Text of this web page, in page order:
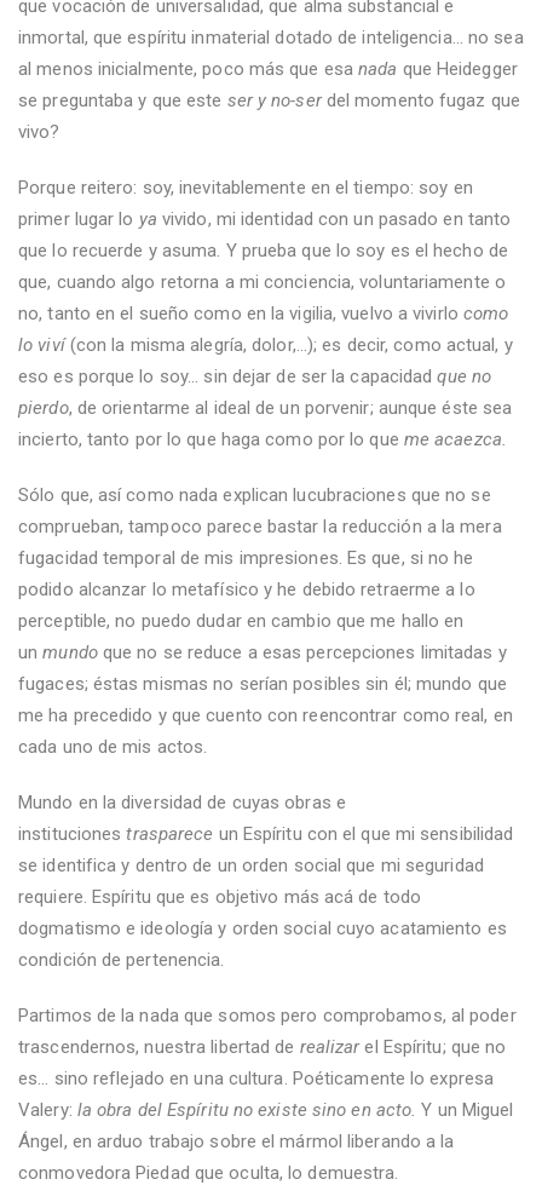
que vocación de universalidad, que alma substancial e
inmortal, que espíritu inmaterial dotado de inteligencia... no sea
al menos inicialmente, poco más que esanada que Heidegger
se preguntaba y que este ser y no-serdel momento fugaz que
vivo?
Porque reitero: soy, inevitablemente en el tiempo: soy en
primer lugar lo ya vivido, mi identidad con un pasado en tanto
que lo recuerde y asuma. Y prueba que lo soy es el hecho de
que, cuando algo retorna a mi conciencia, voluntariamente o
no, tanto en el sueño como en la vigilia, vuelvo a vivirlo como
lo viví(con la misma alegría, dolor,...); es decir, como actual, y
eso es porque lo soy... sin dejar de ser la capacidadque no
pierdo, de orientarme al ideal de un porvenir; aunque éste sea
incierto, tanto por lo que haga como por lo que me acaezca.
Sólo que, así como nada explican lucubraciones que no se
comprueban, tampoco parece bastar la reducción a la mera
fugacidad temporal de mis impresiones. Es que, si no he
podido alcanzar lo metafísico y he debido retraerme a lo
perceptible, no puedo dudar en cambio que me hallo en
unmundoque no se reduce a esas percepciones limitadas y
fugaces; éstas mismas no serían posibles sin él; mundo que
me ha precedido y que cuento con reencontrar como real, en
cada uno de mis actos.
Mundo en la diversidad de cuyas obras e
institucionestrasparece un Espíritu con el que mi sensibilidad
se identifica y dentro de un orden social que mi seguridad
requiere. Espíritu que es objetivo más acá de todo
dogmatismo e ideología y orden social cuyo acatamiento es
condición de pertenencia.
Partimos de la nada que somos pero comprobamos, al poder
trascendernos, nuestra libertad de realizarel Espíritu; que no
es... sino reflejado en una cultura. Poéticamente lo expresa
Valery: la obra del Espíritu no existe sino en acto.Y un Miguel
Ángel, en arduo trabajo sobre el mármol liberando a la
conmovedora Piedad que oculta, lo demuestra.